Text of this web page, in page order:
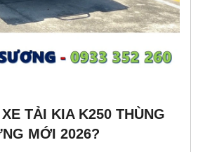
TẢI KIA K250 THÙNG
MỚI 2026?